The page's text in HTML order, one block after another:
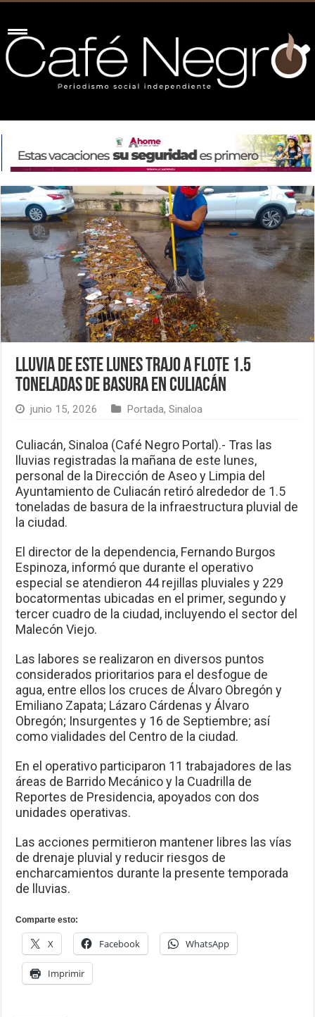
Lluvia de este lunes trajo a flote 1.5
toneladas de basura en Culiacán
junio 15, 2026 Portada,Sinaloa
Culiacán, Sinaloa (Café Negro Portal).- Tras las
lluvias registradas la mañana de este lunes,
personal de la Dirección de Aseo y Limpia del
Ayuntamiento de Culiacán retiró alrededor de 1.5
toneladas de basura de la infraestructura pluvial de
la ciudad.
El director de la dependencia, Fernando Burgos
Espinoza, informó que durante el operativo
especial se atendieron 44 rejillas pluviales y 229
bocatormentas ubicadas en el primer, segundo y
tercer cuadro de la ciudad, incluyendo el sector del
Malecón Viejo.
Las labores se realizaron en diversos puntos
considerados prioritarios para el desfogue de
agua, entre ellos los cruces de Álvaro Obregón y
Emiliano Zapata; Lázaro Cárdenas y Álvaro
Obregón; Insurgentes y 16 de Septiembre; así
como vialidades del Centro de la ciudad.
En el operativo participaron 11 trabajadores de las
áreas de Barrido Mecánico y la Cuadrilla de
Reportes de Presidencia, apoyados con dos
unidades operativas.
Las acciones permitieron mantener libres las vías
de drenaje pluvial y reducir riesgos de
encharcamientos durante la presente temporada
de lluvias.
Comparte esto:
X Facebook WhatsApp
Imprimir